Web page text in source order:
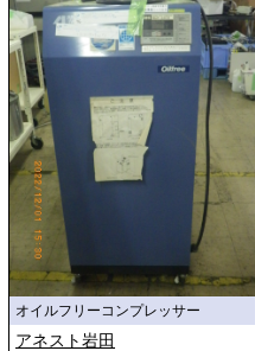
オイルフリーコンプレッサー
アネスト岩田